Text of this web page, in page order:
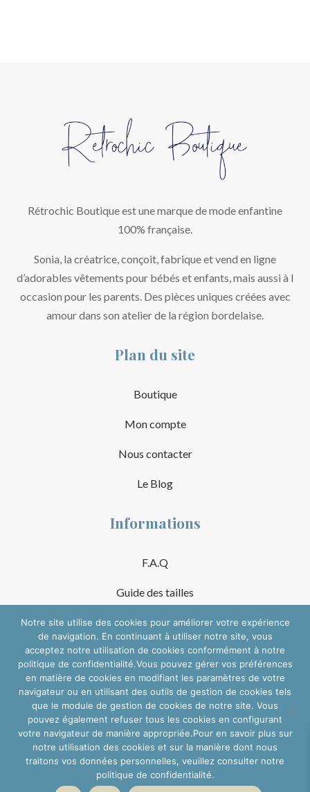
Rétrochic Boutique est une marque de mode enfantine
100% française.
Sonia, la créatrice, conçoit, fabrique et vend en ligne
d’adorables vêtements pour bébés et enfants, mais aussi à l
occasion pour les parents. Des pièces uniques créées avec
amour dans son atelier de la région bordelaise.
Plan du site
Boutique
Mon compte
Nous contacter
Le Blog
Informations
F.A.Q
Guide des tailles
Mentions Légales
Conditions Générales de Vente
Suivre sur les réseaux
Notre site utilise des cookies pour améliorer votre expérience
de navigation. En continuant à utiliser notre site, vous
acceptez notre utilisation de cookies conformément à notre
politique de confidentialité.Vous pouvez gérer vos préférences
en matière de cookies en modifiant les paramètres de votre
navigateur ou en utilisant des outils de gestion de cookies tels
que le module de gestion de cookies de notre site. Vous
pouvez également refuser tous les cookies en configurant
votre navigateur de manière appropriée.Pour en savoir plus sur
notre utilisation des cookies et sur la manière dont nous
traitons vos données personnelles, veuillez consulter notre
politique de confidentialité.